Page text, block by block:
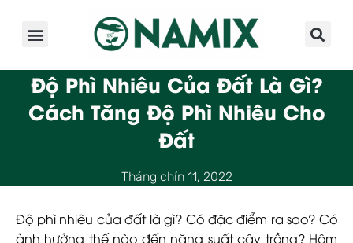
Độ Phì Nhiêu Của Đất Là Gì?
Cách Tăng Độ Phì Nhiêu Cho
Đất
Tháng chín 11, 2022
Độ phì nhiêu của đất là gì? Có đặc điểm ra sao? Có
ảnh hưởng thế nào đến năng suất cây trồng? Hôm